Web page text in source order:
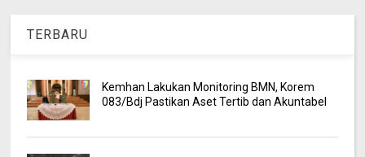
TERBARU
Kemhan Lakukan Monitoring BMN, Korem
083/Bdj Pastikan Aset Tertib dan Akuntabel